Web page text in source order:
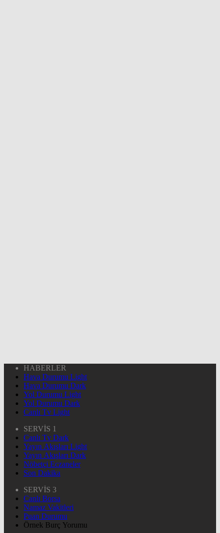
HABERLER
Hava Durumu Light
Hava Durumu Dark
Yol Durumu Light
Yol Durumu Dark
Canlı Tv Light
SERVİS 1
Canlı Tv Dark
Yayın Akışları Light
Yayın Akışları Dark
Nöbetçi Eczaneler
Son Dakika
SERVİS 3
Canlı Borsa
Namaz Vakitleri
Puan Durumu
Örnek Burç Yorumu